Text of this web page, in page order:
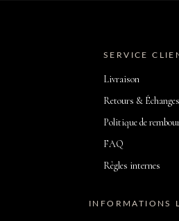
SERVICE
Livraison
Retours & Échanges
Politique de
FAQ
Règles internes
INFORMATIONS